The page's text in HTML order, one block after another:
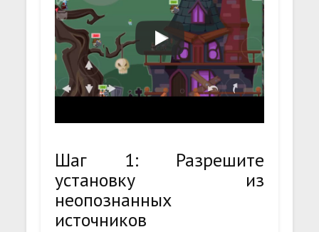
Шаг 1: Разрешите
установку из
неопознанных
источников